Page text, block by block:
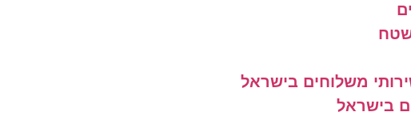
משלוחים בישראל
בישראל